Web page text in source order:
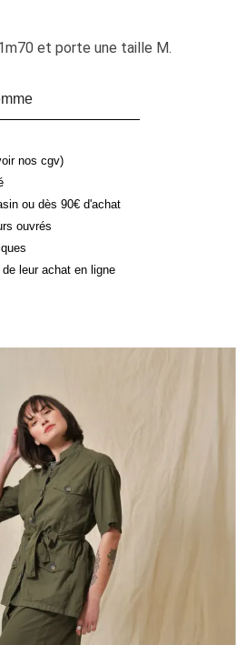
et porte une taille M.
nos cgv)
ou dès 90€ d'achat
ouvrés
leur achat en ligne